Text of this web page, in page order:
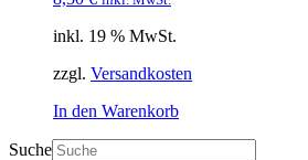
inkl. 19 % MwSt.
zzgl. Versandkosten
In den Warenkorb
Suche